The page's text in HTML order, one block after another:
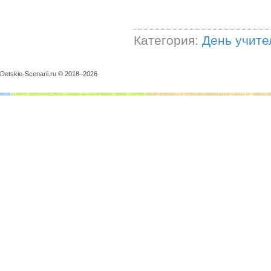
Категория: День
Detskie-Scenarii.ru © 2018–2026